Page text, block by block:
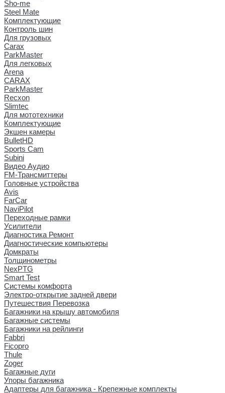
Sho-me
Steel Mate
Комплектующие
Контроль шин
Для грузовых
Carax
ParkMaster
Для легковых
Arena
CARAX
ParkMaster
Recxon
Slimtec
Для мототехники
Комплектующие
Экшен камеры
BulletHD
Sports Cam
Subini
Видео Аудио
FM-Трансмиттеры
Головные устройства
Avis
FarCar
NaviPilot
Переходные рамки
Усилители
Диагностика Ремонт
Диагностические компьютеры
Домкраты
Толщинометры
NexPTG
Smart Test
Системы комфорта
Электро-открытие задней двери
Путешествия Перевозка
Багажники на крышу автомобиля
Багажные системы
Багажники на рейлинги
Fabbri
Ficopro
Thule
Zoger
Багажные дуги
Упоры багажника
Адаптеры для багажника - Крепежные комплекты